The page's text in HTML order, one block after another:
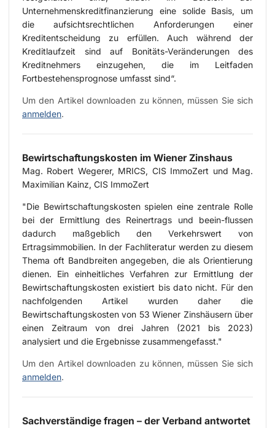
Unternehmenskreditfinanzierung eine solide Basis, um
die aufsichtsrechtlichen Anforderungen einer
Kreditentscheidung zu erfüllen. Auch während der
Kreditlaufzeit sind auf Bonitäts-Veränderungen des
Kreditnehmers einzugehen, die im Leitfaden
Fortbestehensprognose umfasst sind“.
Um den Artikel downloaden zu können, müssen Sie sich
anmelden.
Bewirtschaftungskosten im Wiener Zinshaus
Mag. Robert Wegerer, MRICS, CIS ImmoZert und Mag.
Maximilian Kainz, CIS ImmoZert
"Die Bewirtschaftungskosten spielen eine zentrale Rolle
bei der Ermittlung des Reinertrags und beein-flussen
dadurch maßgeblich den Verkehrswert von
Ertragsimmobilien. In der Fachliteratur werden zu diesem
Thema oft Bandbreiten angegeben, die als Orientierung
dienen. Ein einheitliches Verfahren zur Ermittlung der
Bewirtschaftungskosten existiert bis dato nicht. Für den
nachfolgenden Artikel wurden daher die
Bewirtschaftungskosten von 53 Wiener Zinshäusern über
einen Zeitraum von drei Jahren (2021 bis 2023)
analysiert und die Ergebnisse zusammengefasst."
Um den Artikel downloaden zu können, müssen Sie sich
anmelden.
Sachverständige fragen – der Verband antwortet